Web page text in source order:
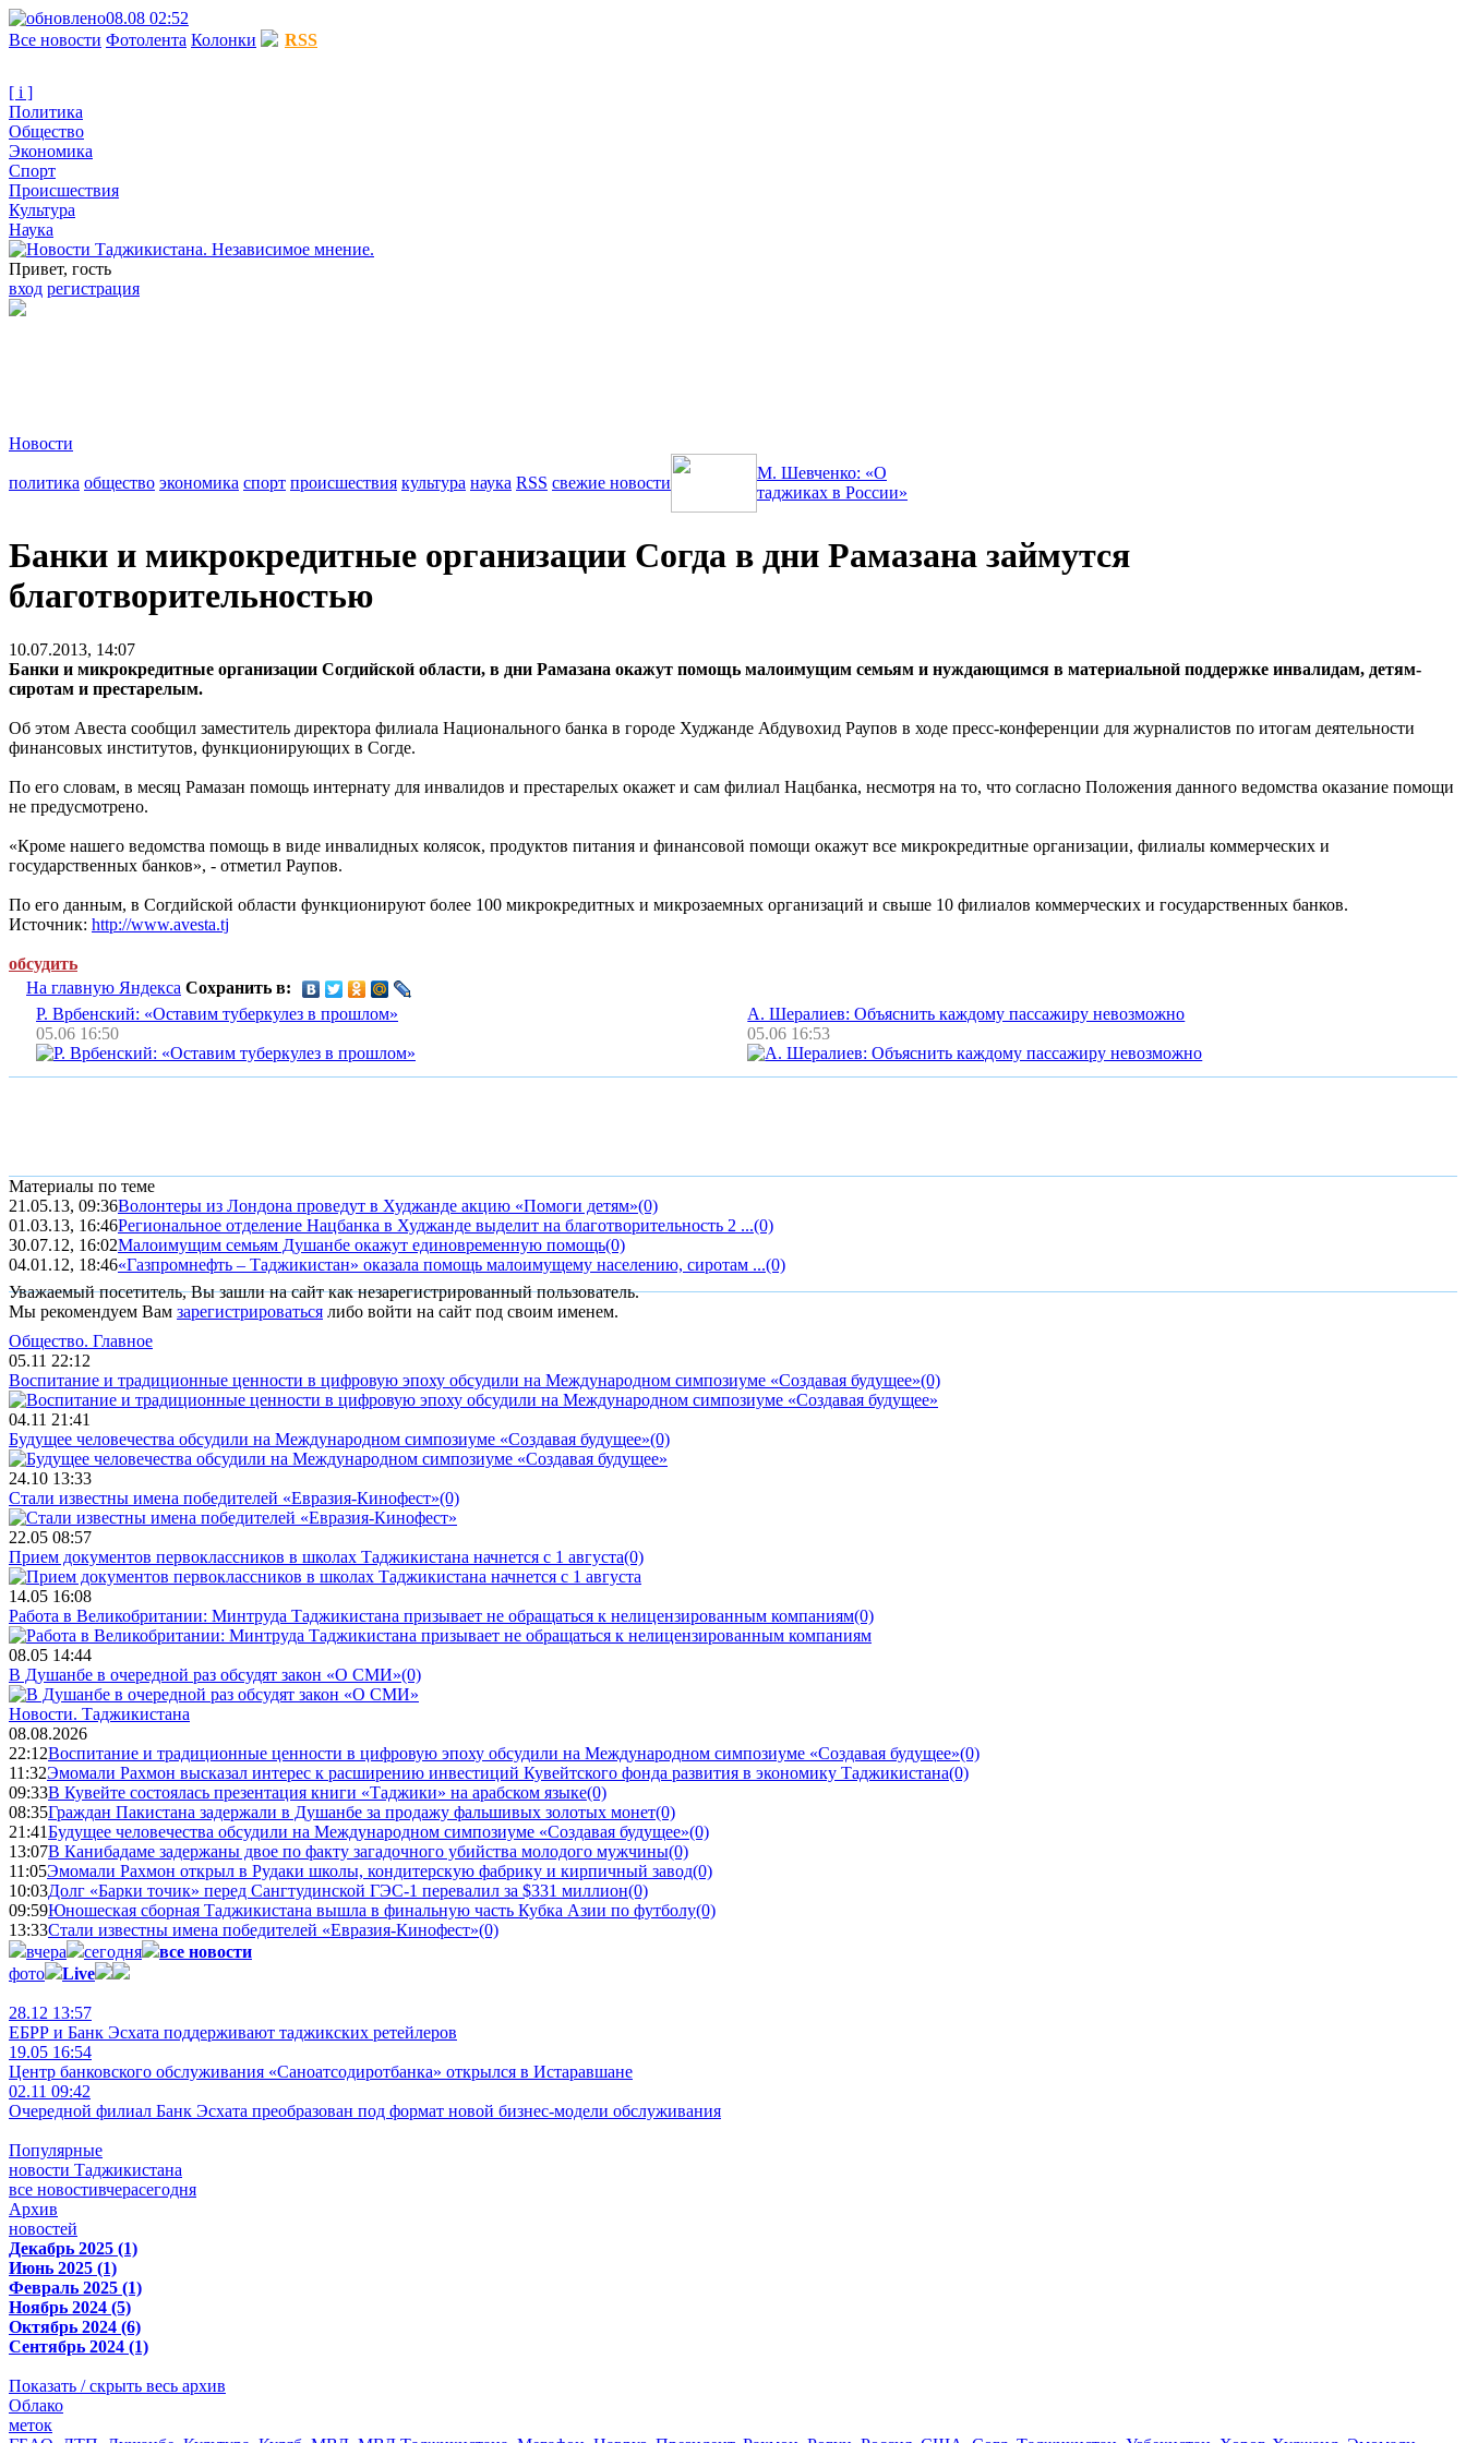
08.08 02:52
Все новости Фотолента Колонки RSS
[ i ]
Политика
Общество
Экономика
Спорт
Происшествия
Культура
Наука
Привет, гость
вход регистрация
Новости
политика общество экономика спорт происшествия культура наука RSS свежие новости
М. Шевченко: «О
таджиках в России»
Банки и микрокредитные организации Согда в дни Рамазана займутся
благотворительностью
10.07.2013, 14:07
Банки и микрокредитные организации Согдийской области, в дни Рамазана окажут помощь малоимущим семьям и нуждающимся в материальной поддержке инвалидам, детям-
сиротам и престарелым.
Об этом Авеста сообщил заместитель директора филиала Национального банка в городе Худжанде Абдувохид Раупов в ходе пресс-конференции для журналистов по итогам деятельности
финансовых институтов, функционирующих в Согде.
По его словам, в месяц Рамазан помощь интернату для инвалидов и престарелых окажет и сам филиал Нацбанка, несмотря на то, что согласно Положения данного ведомства оказание помощи
не предусмотрено.
«Кроме нашего ведомства помощь в виде инвалидных колясок, продуктов питания и финансовой помощи окажут все микрокредитные организации, филиалы коммерческих и
государственных банков», - отметил Раупов.
По его данным, в Согдийской области функционируют более 100 микрокредитных и микрозаемных организаций и свыше 10 филиалов коммерческих и государственных банков.
Источник: http://www.avesta.tj
обсудить
На главную Яндекса Сохранить в:
Р. Врбенский: «Оставим туберкулез в прошлом»
05.06 16:50
А. Шералиев: Объяснить каждому пассажиру невозможно
05.06 16:53
Материалы по теме
21.05.13, 09:36Волонтеры из Лондона проведут в Худжанде акцию «Помоги детям»(0)
01.03.13, 16:46Региональное отделение Нацбанка в Худжанде выделит на благотворительность 2 ...(0)
30.07.12, 16:02Малоимущим семьям Душанбе окажут единовременную помощь(0)
04.01.12, 18:46«Газпромнефть – Таджикистан» оказала помощь малоимущему населению, сиротам ...(0)
Уважаемый посетитель, Вы зашли на сайт как незарегистрированный пользователь.
Мы рекомендуем Вам зарегистрироваться либо войти на сайт под своим именем.
Общество. Главное
05.11 22:12
Воспитание и традиционные ценности в цифровую эпоху обсудили на Международном симпозиуме «Создавая будущее»(0)
04.11 21:41
Будущее человечества обсудили на Международном симпозиуме «Создавая будущее»(0)
24.10 13:33
Стали известны имена победителей «Евразия-Кинофест»(0)
22.05 08:57
Прием документов первоклассников в школах Таджикистана начнется с 1 августа(0)
14.05 16:08
Работа в Великобритании: Минтруда Таджикистана призывает не обращаться к нелицензированным компаниям(0)
08.05 14:44
В Душанбе в очередной раз обсудят закон «О СМИ»(0)
Новости. Таджикистана
08.08.2026
22:12Воспитание и традиционные ценности в цифровую эпоху обсудили на Международном симпозиуме «Создавая будущее»(0)
11:32Эмомали Рахмон высказал интерес к расширению инвестиций Кувейтского фонда развития в экономику Таджикистана(0)
09:33В Кувейте состоялась презентация книги «Таджики» на арабском языке(0)
08:35Граждан Пакистана задержали в Душанбе за продажу фальшивых золотых монет(0)
21:41Будущее человечества обсудили на Международном симпозиуме «Создавая будущее»(0)
13:07В Канибадаме задержаны двое по факту загадочного убийства молодого мужчины(0)
11:05Эмомали Рахмон открыл в Рудаки школы, кондитерскую фабрику и кирпичный завод(0)
10:03Долг «Барки точик» перед Сангтудинской ГЭС-1 перевалил за $331 миллион(0)
09:59Юношеская сборная Таджикистана вышла в финальную часть Кубка Азии по футболу(0)
13:33Стали известны имена победителей «Евразия-Кинофест»(0)
вчера
сегодня
все новости
фото
Live
28.12 13:57
ЕБРР и Банк Эсхата поддерживают таджикских ретейлеров
19.05 16:54
Центр банковского обслуживания «Саноатсодиротбанка» открылся в Истаравшане
02.11 09:42
Очередной филиал Банк Эсхата преобразован под формат новой бизнес-модели обслуживания
Популярные
новости Таджикистана
все новостивчерасегодня
Архив
новостей
Декабрь 2025 (1)
Июнь 2025 (1)
Февраль 2025 (1)
Ноябрь 2024 (5)
Октябрь 2024 (6)
Сентябрь 2024 (1)
Показать / скрыть весь архив
Облако
меток